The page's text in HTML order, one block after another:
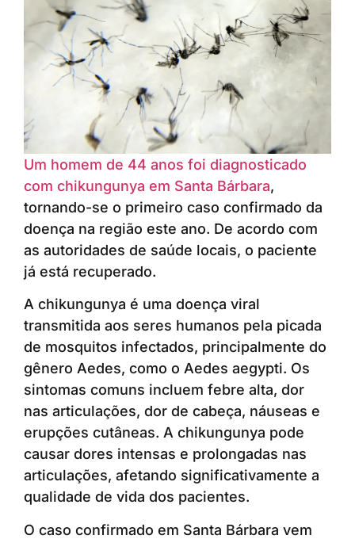
Um homem de 44 anos foi diagnosticado
com chikungunya em Santa Bárbara,
tornando-se o primeiro caso confirmado da
doença na região este ano. De acordo com
as autoridades de saúde locais, o paciente
já está recuperado.
A chikungunya é uma doença viral
transmitida aos seres humanos pela picada
de mosquitos infectados, principalmente do
gênero Aedes, como o Aedes aegypti. Os
sintomas comuns incluem febre alta, dor
nas articulações, dor de cabeça, náuseas e
erupções cutâneas. A chikungunya pode
causar dores intensas e prolongadas nas
articulações, afetando significativamente a
qualidade de vida dos pacientes.
O caso confirmado em Santa Bárbara vem